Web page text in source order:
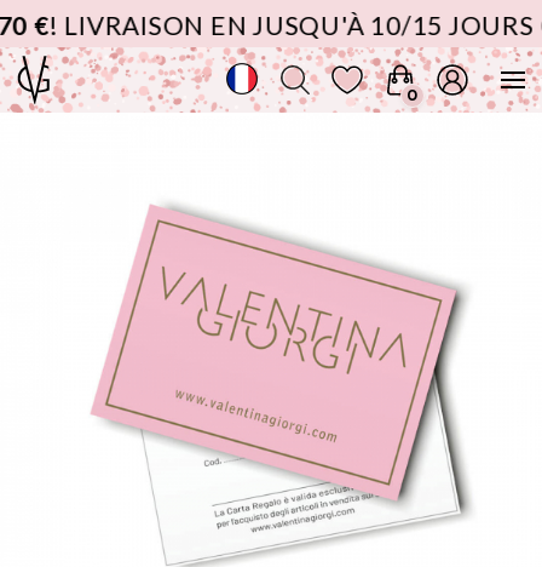
€ ! LIVRAISON EN JUSQU'À 10/15 JOURS
0